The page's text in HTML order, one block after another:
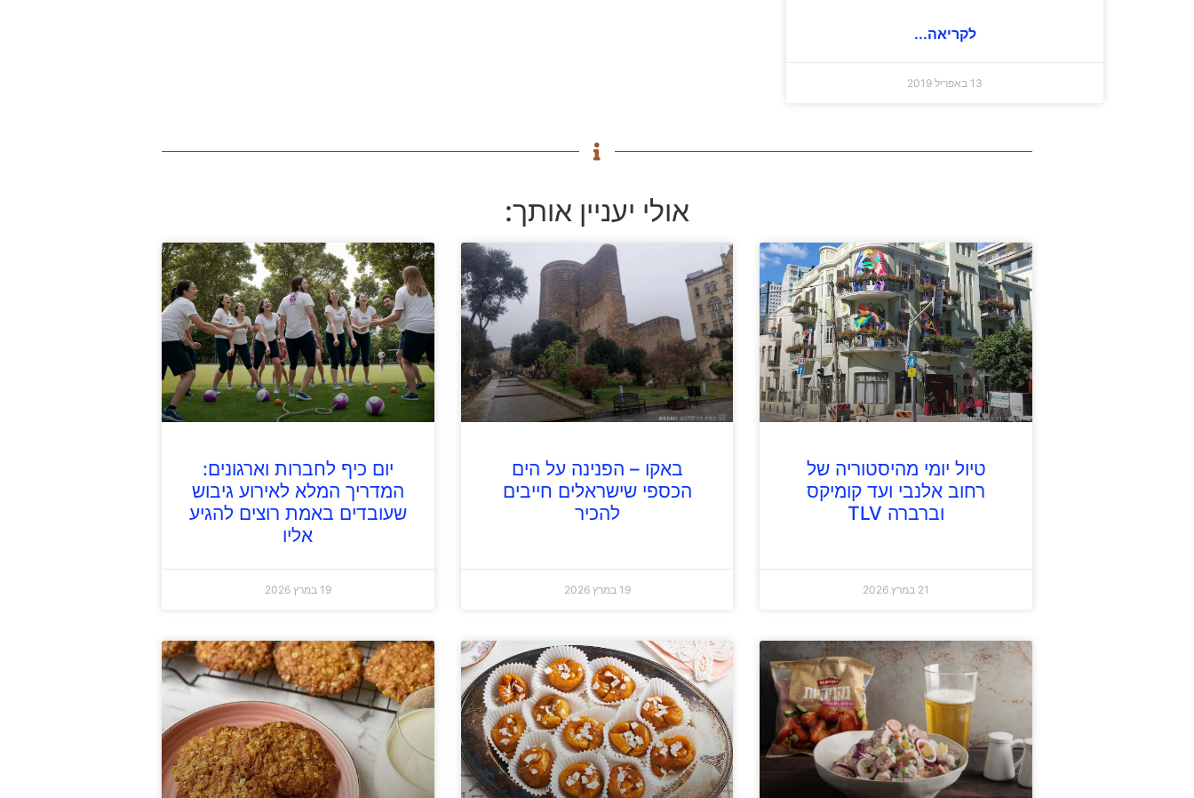
לקריאה...
13 באפריל 2019
אולי יעניין אותך:
טיול יומי מהיסטוריה של
רחוב אלנבי ועד קומיקס
וברברה TLV
21 במרץ 2026
באקו – הפנינה על הים
הכספי שישראלים חייבים
להכיר
19 במרץ 2026
יום כיף לחברות וארגונים:
המדריך המלא לאירוע גיבוש
שעובדים באמת רוצים להגיע
אליו
19 במרץ 2026